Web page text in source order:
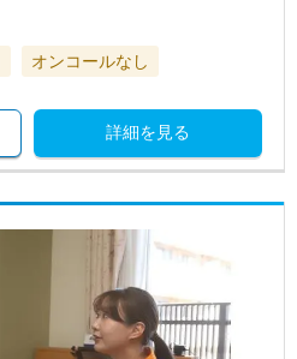
オンコールなし
詳細を見る